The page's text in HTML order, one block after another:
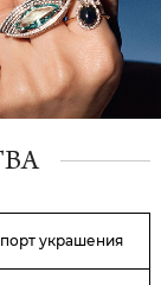
украшения